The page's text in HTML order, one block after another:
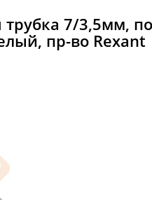
7/3,5мм,
пр-во Rexant